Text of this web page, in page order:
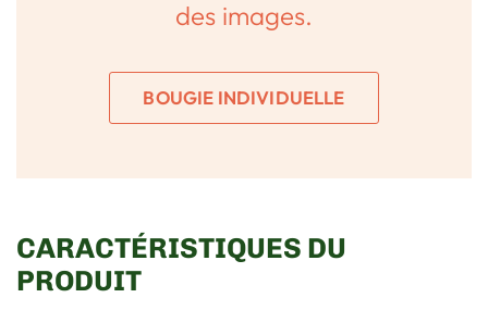
des images.
BOUGIE INDIVIDUELLE
CARACTÉRISTIQUES DU
PRODUIT